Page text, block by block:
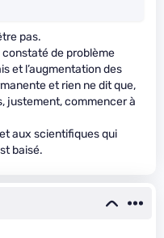
pas.
constaté de problème
et l’augmentation des
et rien ne dit que,
justement, commencer à
aux scientifiques qui
baisé.